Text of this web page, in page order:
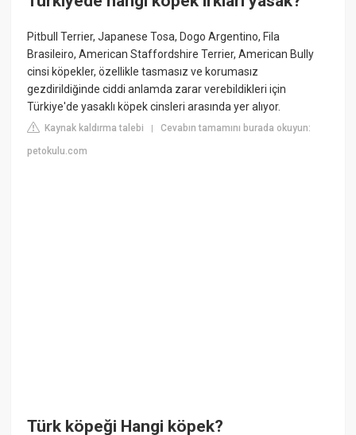
Pitbull Terrier, Japanese Tosa, Dogo Argentino, Fila
Brasileiro, American Staffordshire Terrier, American Bully
cinsi köpekler, özellikle tasmasız ve korumasız
gezdirildiğinde ciddi anlamda zarar verebildikleri için
Türkiye'de yasaklı köpek cinsleri arasında yer alıyor.
Kaynak kaldırma talebi |Cevabın tamamını burada okuyun:
petokulu.com
Türk köpeği Hangi köpek?